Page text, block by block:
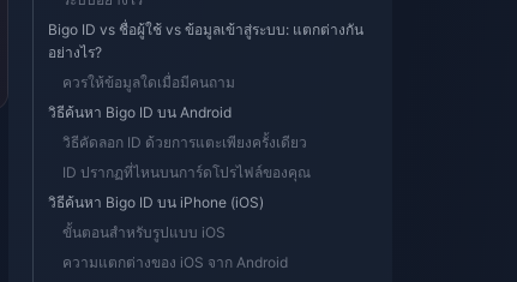
฿ 2825.69
฿ 4681.12
฿ 5651.38
฿ 9362.22
฿ 11302.42
฿ 18724.46
Bigo ID vs ชื่อผู้ใช้ vs ข้อมูลเข้าสู่ระบบ: แตกต่างกัน
อย่างไร?
ควรให้ข้อมูลใดเมื่อมีคนถาม
วิธีค้นหา Bigo ID บน Android
วิธีคัดลอก ID ด้วยการแตะเพียงครั้งเดียว
ID ปรากฏที่ไหนบนการ์ดโปรไฟล์ของคุณ
วิธีค้นหา Bigo ID บน iPhone (iOS)
ขั้นตอนสำหรับรูปแบบ iOS
ความแตกต่างของ iOS จาก Android